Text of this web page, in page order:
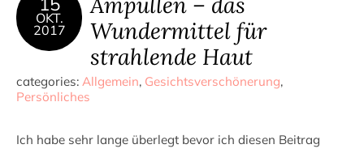
OKT.
2017
Wundermittel für
strahlende Haut
categories: Allgemein, Gesichtsverschönerung,
Persönliches
Ich habe sehr lange überlegt bevor ich diesen Beitrag